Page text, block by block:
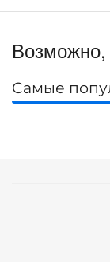
Возможно,
Самые